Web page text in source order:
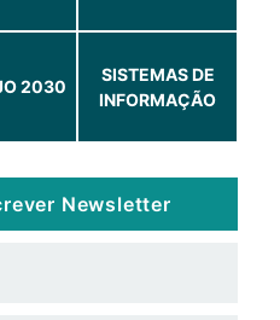
2030
SISTEMAS DE
INFORMAÇÃO
Newsletter